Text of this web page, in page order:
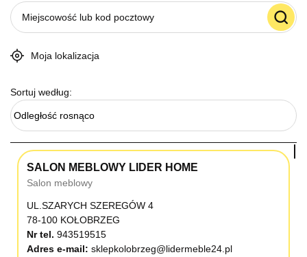
Moja lokalizacja
Sortuj według:
Odległość rosnąco
SALON MEBLOWY LIDER HOME
Salon meblowy
UL.SZARYCH SZEREGÓW 4
78-100 KOŁOBRZEG
Nr tel. 943519515
Adres e-mail: sklepkolobrzeg@lidermeble24.pl